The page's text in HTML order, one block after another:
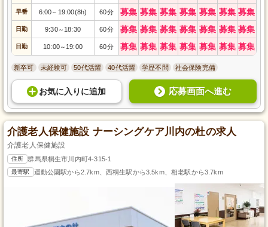
早番 6:00～ 19:00(8h) 60分 募集 募集 募集 募集 募集 募集 募集
日勤 9:30～ 18:30 60分 募集 募集 募集 募集 募集 募集 募集
日勤 10:00～ 19:00 60分 募集 募集 募集 募集 募集 募集 募集
新卒可 未経験可 50代活躍 40代活躍 学歴不問 社会保険完備
お気に入り に追加 応募画面へ進む
介護老人保健施設 ナーシングケア川内の杜の求人
介護老人保健施設
住所 群馬県桐生市川内町4-315-1
最寄駅 運動公園駅から2.7km、西桐生駅から3.5km、相老駅から3.7km